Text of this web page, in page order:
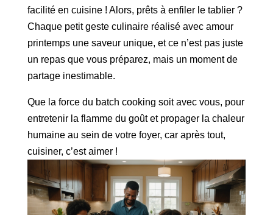
facilité en cuisine ! Alors, prêts à enfiler le tablier ?
Chaque petit geste culinaire réalisé avec amour
printemps une saveur unique, et ce n’est pas juste
un repas que vous préparez, mais un moment de
partage inestimable.
Que la force du batch cooking soit avec vous, pour
entretenir la flamme du goût et propager la chaleur
humaine au sein de votre foyer, car après tout,
cuisiner, c’est aimer !